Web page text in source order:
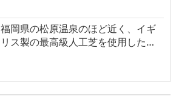
福岡県の松原温泉のほど近く、イギ
リス製の最高級人工芝を使用した…